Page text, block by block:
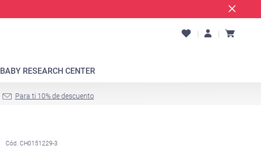
BABY RESEARCH CENTER
Para ti 10% de descuento
Cód. CH0151229-3